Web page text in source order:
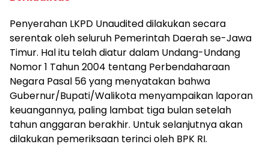
Penyerahan LKPD Unaudited dilakukan secara
serentak oleh seluruh Pemerintah Daerah se-Jawa
Timur. Hal itu telah diatur dalam Undang-Undang
Nomor 1 Tahun 2004 tentang Perbendaharaan
Negara Pasal 56 yang menyatakan bahwa
Gubernur/Bupati/Walikota menyampaikan laporan
keuangannya, paling lambat tiga bulan setelah
tahun anggaran berakhir. Untuk selanjutnya akan
dilakukan pemeriksaan terinci oleh BPK RI.